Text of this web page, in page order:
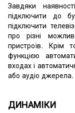
Завдяки
підключити до
підключити
про різні
пристроїв. Крім
функцією
входах і
або аудіо джерела.
ДИНАМІКИ